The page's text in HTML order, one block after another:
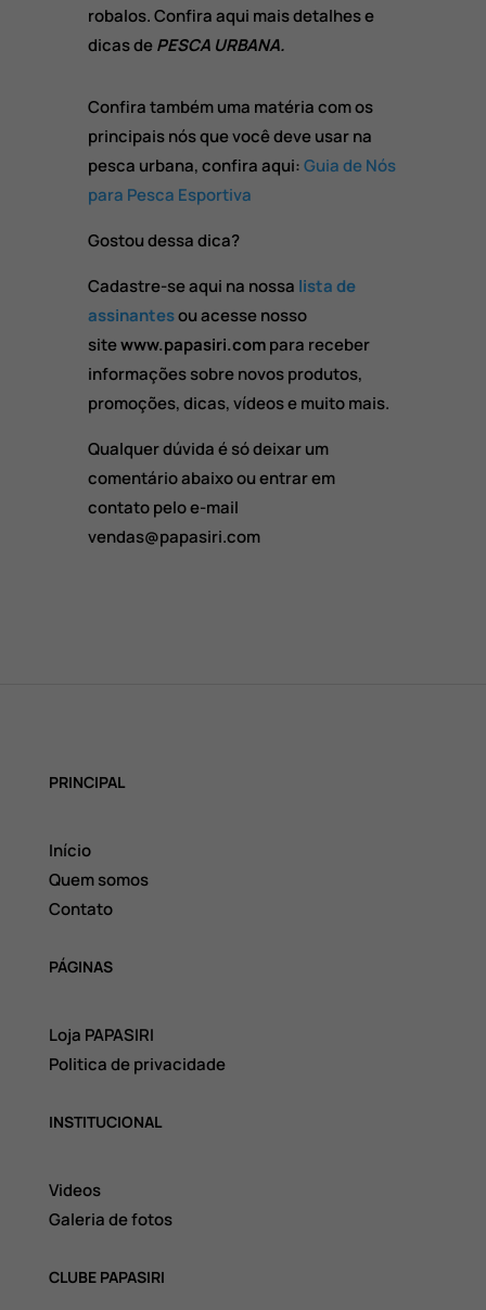
robalos. Confira aqui mais detalhes e
dicas dePESCA URBANA.
Confira também uma matéria com os
principais nós que você deve usar na
pesca urbana, confira aqui:Guia de Nós
para Pesca Esportiva
Gostou dessa dica?
Cadastre-se aqui na nossa lista de
assinantesou acesse nosso
sitewww.papasiri.compara receber
informações sobre novos produtos,
promoções, dicas, vídeos e muito mais.
Qualquer dúvida é só deixar um
comentário abaixo ou entrar em
contato pelo e-mail
vendas@papasiri.com
PRINCIPAL
Início
Quem somos
Contato
PÁGINAS
Loja PAPASIRI
Politica de privacidade
INSTITUCIONAL
Videos
Galeria de fotos
CLUBE PAPASIRI